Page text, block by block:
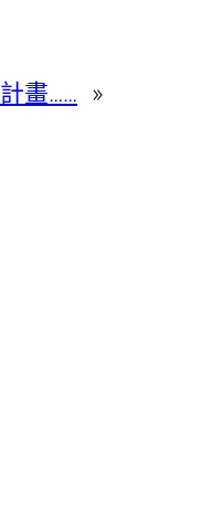
畫…… »